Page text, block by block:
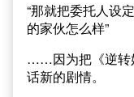
“那就把委托人设
的家伙怎么样”
……因为把《逆转
话新的剧情。